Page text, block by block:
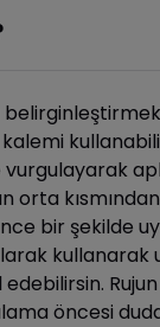
vurgulayarak
orta
bir şekilde
kullanarak
Rujun
öncesi